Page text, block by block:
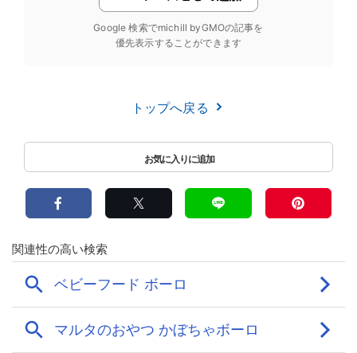
Google 検索でmichill byGMOの記事を
優先表示することができます
トップへ戻る